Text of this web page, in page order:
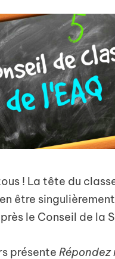
! La tête du
être singulièrement
le Conseil de la
présenteRépondez